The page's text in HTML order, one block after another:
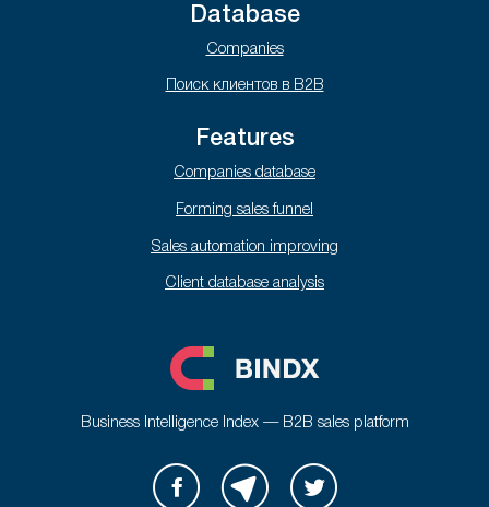
Database
Companies
Поиск клиентов в B2B
Features
Companies database
Forming sales funnel
Sales automation improving
Client database analysis
Business Intelligence Index — B2B sales platform